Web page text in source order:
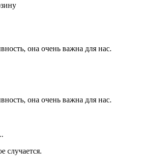
она очень важна для нас.
она очень важна для нас.
случается.